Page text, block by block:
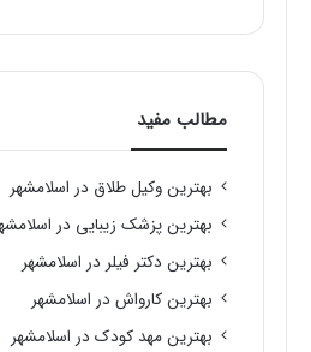
مطالب مفید
بهترین وکیل طلاق در اسلامشهر
بهترین پزشک زیبایی در
بهترین دکتر فیلر در اسلامشهر
بهترین کارواش در اسلامشهر
بهترین مهد کودک در اسلامشهر